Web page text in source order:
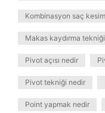
Kombinasyon saç
Makas kaydırma
Pivot açısı nedir
Pivot tekniği nedir
Point yapmak nedir